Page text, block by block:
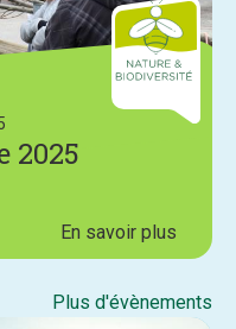
2025
En savoir plus
Plus d'évènements